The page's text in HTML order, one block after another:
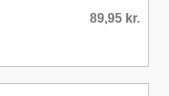
89,95 kr.